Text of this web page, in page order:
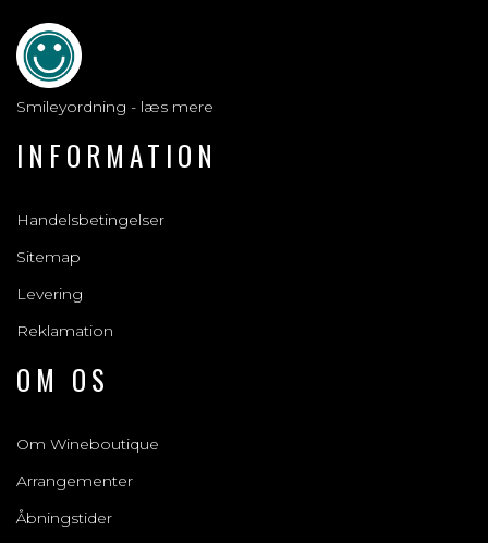
Smileyordning - læs mere
INFORMATION
Handelsbetingelser
Sitemap
Levering
Reklamation
OM OS
Om Wineboutique
Arrangementer
Åbningstider